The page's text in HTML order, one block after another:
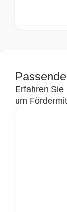
Erfahren Sie
um